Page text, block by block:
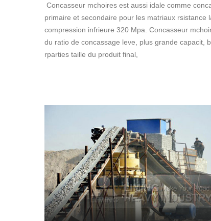
Concasseur mchoires est aussi idale comme
primaire et secondaire pour les matriaux rsistance
compression infrieure 320 Mpa. Concasseur
du ratio de concassage leve, plus grande capacit,
rparties taille du produit final,